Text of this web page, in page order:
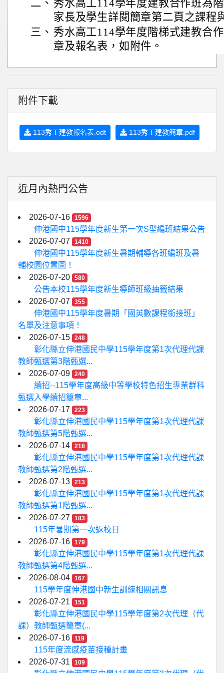
二、 秀水高工114學年度建教合作班為
家長及學生詳閱簡章第二頁之課程
三、 秀水高工114學年度階梯式建教合
章及報名表，如附件。
附件下載
113秀工建教報名表.odt 113秀工建教簡章.pdf
近月內熱門公告
2026-07-16 1596
伸港國中115學年度新生第一次S型編班結果公告
2026-07-07
1410
伸港國中115學年度新生暑期輔導各班編班及暑
輔校園位置圖！
2026-07-20
580
公告本校115學年度新生導師班級抽籤結果
2026-07-07
355
伸港國中115學年度暑期「國英數課程銜接班」
名單及注意事項！
2026-07-15
248
彰化縣立伸港國民中學115學年度第1次代理代課
教師甄選第3階甄選...
2026-07-09
240
續招--115學年度高級中等學校特色招生專業群科
甄選入學續招簡章...
2026-07-17
223
彰化縣立伸港國民中學115學年度第1次代理代課
教師甄選第5階甄選...
2026-07-14
218
彰化縣立伸港國民中學115學年度第1次代理代課
教師甄選第2階甄選...
2026-07-13
213
彰化縣立伸港國民中學115學年度第1次代理代課
教師甄選第1階甄選...
2026-07-27
183
115年暑期第一次返校日
2026-07-16
179
彰化縣立伸港國民中學115學年度第1次代理代課
教師甄選第4階甄選...
2026-08-04
167
115學年度伸港國中新生訓練相關訊息
2026-07-21
151
彰化縣立伸港國民中學115學年度第2次代理（代
課）教師甄選簡章(...
2026-07-16
119
115年度流感疫苗接種計畫
2026-07-31
109